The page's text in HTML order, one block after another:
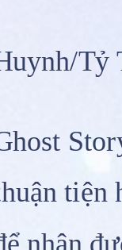
Tỷ
tiện
nhận